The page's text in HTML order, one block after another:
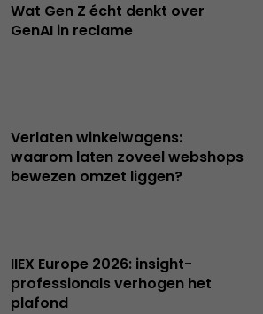
Wat Gen Z écht denkt over
GenAI in reclame
Verlaten winkelwagens:
waarom laten zoveel webshops
bewezen omzet liggen?
IIEX Europe 2026: insight-
professionals verhogen het
plafond